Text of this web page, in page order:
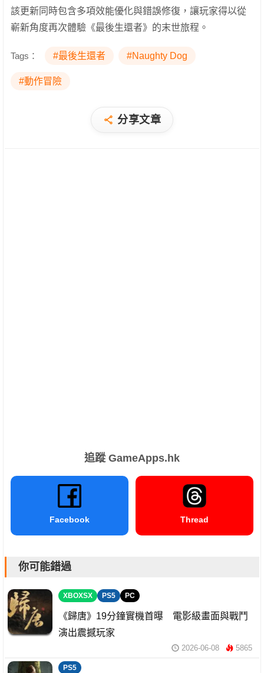
該更新同時包含多項效能優化與錯誤修復，讓玩家得以從
嶄新角度再次體驗《最後生還者》的末世旅程。
Tags： #最後生還者 #Naughty Dog
#動作冒險
分享文章
追蹤 GameApps.hk
Facebook Thread
你可能錯過
XBOXSX PS5 PC
《歸唐》19分鐘實機首曝 電影級畫面與戰鬥
演出震撼玩家
2026-06-08 5865
PS5